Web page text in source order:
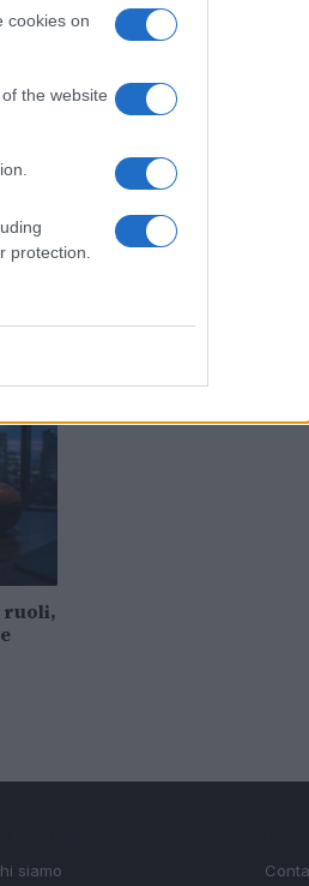
cookies on
the website
protection.
ruoli,
siamo